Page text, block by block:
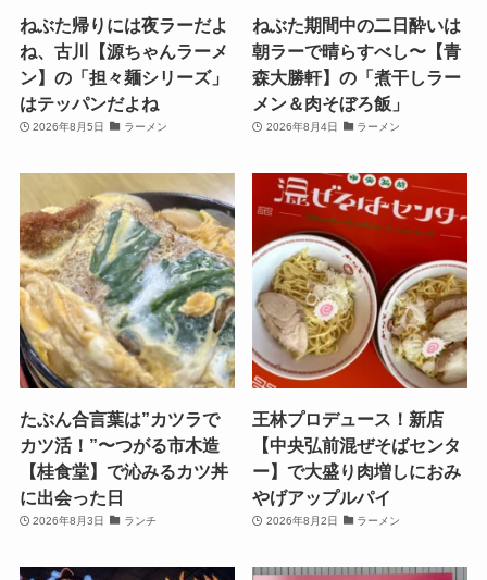
ねぶた帰りには夜ラーだよ
ね、古川【源ちゃんラーメ
ン】の「担々麺シリーズ」
はテッパンだよね
2026年8月5日 ラーメン
ねぶた期間中の二日酔いは
朝ラーで晴らすべし〜【青
森大勝軒】の「煮干しラー
メン＆肉そぼろ飯」
2026年8月4日 ラーメン
たぶん合言葉は”カツラで
カツ活！”〜つがる市木造
【桂食堂】で沁みるカツ丼
に出会った日
2026年8月3日 ランチ
王林プロデュース！新店
【中央弘前混ぜそばセンタ
ー】で大盛り肉増しにおみ
やげアップルパイ
2026年8月2日 ラーメン